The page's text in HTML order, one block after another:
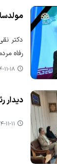
دکتر
رفاه
۱۴۰۴-۱۱-
دیدار
۱۴۰۴-۱۱-